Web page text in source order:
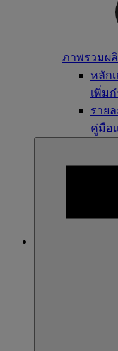
ภาพรวมผ
หลัก
เพิ่มก
ราย
คู่มือ